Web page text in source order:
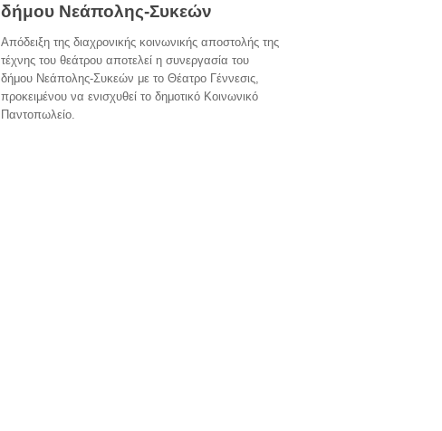
δήμου Νεάπολης-Συκεών
Απόδειξη της διαχρονικής κοινωνικής αποστολής της
τέχνης του θεάτρου αποτελεί η συνεργασία του
δήμου Νεάπολης-Συκεών με το Θέατρο Γέννεσις,
προκειμένου να ενισχυθεί το δημοτικό Κοινωνικό
Παντοπωλείο.